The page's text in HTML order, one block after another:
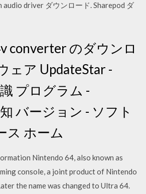
driver ダウンロード. Sharepod ダ
converter のダウンロ
ェア UpdateStar -
プログラム -
バージョン - ソフト
ス ホーム
Nintendo 64, also known as
console, a joint product of Nintendo
the name was changed to Ultra 64.